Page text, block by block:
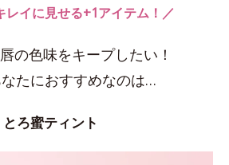
レイに見せる+1アイテム！／
の色味をキープしたい！
たにおすすめなのは…
とろ蜜ティント